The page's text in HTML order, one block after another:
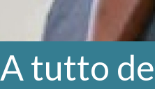
A tutto